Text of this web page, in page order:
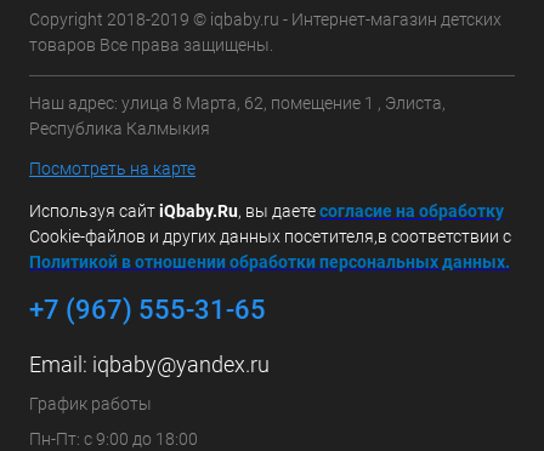
Copyright 2018-2019 © iqbaby.ru - Интернет-магазин детских
товаров Все права защищены.
Наш адрес: улица 8 Марта, 62, помещение 1 , Элиста,
Республика Калмыкия
Посмотреть на карте
Используя сайтiQbaby.Ru, вы даетесогласие на обработку
Cookie-файлов и других данных посетителя,в соответствии с
Политикой в отношении обработки персональных данных.
+7 (967) 555-31-65
Email: iqbaby@yandex.ru
График работы
Пн-Пт: с 9:00 до 18:00